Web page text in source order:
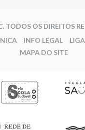
TODOS OS DIREITOS
INFO LEGAL
MAPA DO SITE